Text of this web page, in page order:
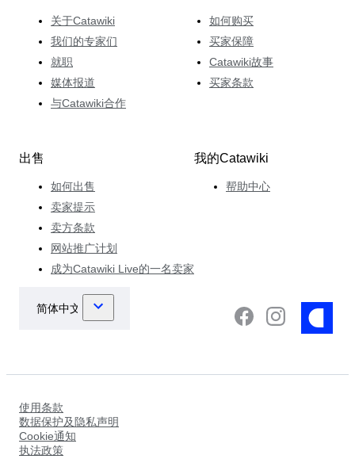
关于Catawiki
我们的专家们
就职
媒体报道
与Catawiki合作
如何购买
买家保障
Catawiki故事
买家条款
出售
如何出售
卖家提示
卖方条款
网站推广计划
成为Catawiki Live的一名卖家
我的Catawiki
帮助中心
使用条款
数据保护及隐私声明
Cookie通知
执法政策